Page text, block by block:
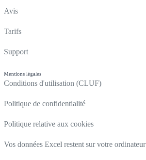
Avis
Tarifs
Support
Mentions légales
Conditions d'utilisation (CLUF)
Politique de confidentialité
Politique relative aux cookies
Vos données Excel restent sur votre ordinateur